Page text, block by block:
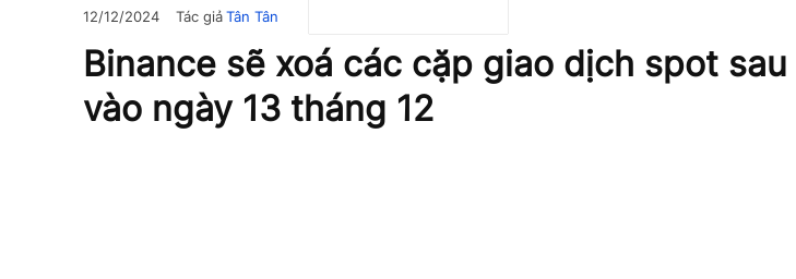
12/12/2024 Tác giảTân Tân
Binance sẽ xoá các cặp giao dịch spot sau
vào ngày 13 tháng 12